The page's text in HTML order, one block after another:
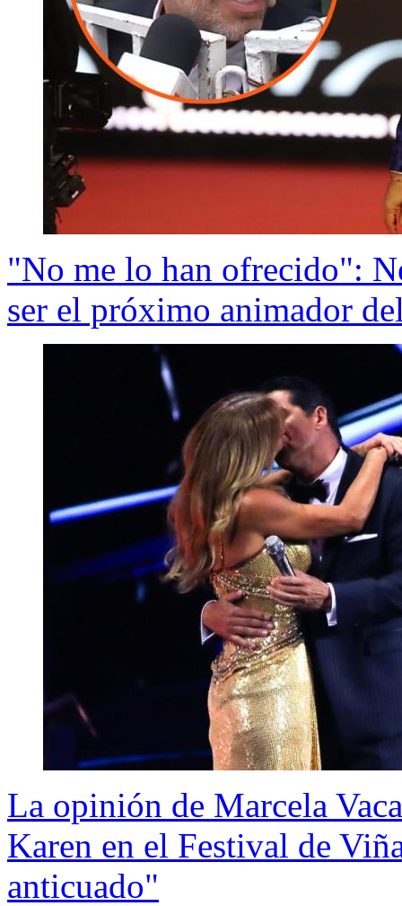
"No me lo han ofrecido":
ser el próximo animador
La opinión de Marcela
Karen en el Festival de
anticuado"